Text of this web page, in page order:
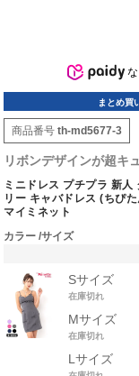
まとめ買
商品番号 th-md5677-3
リボンデザインが超キ
ミニドレス プチプラ 新
リー キャバドレス (ちぴ
マイミネット
カラー サイズ
Sサイズ
在庫切れ
Mサイズ
在庫切れ
Lサイズ